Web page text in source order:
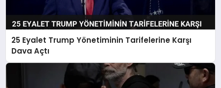
25 Eyalet Trump Yönetiminin Tarifelerine Karşı
Dava Açtı